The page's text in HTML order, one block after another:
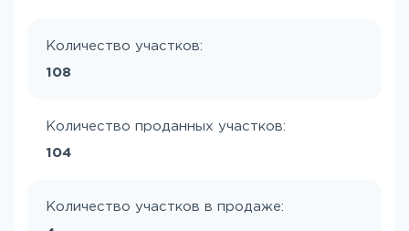
Количество участков:
108
Количество проданных участков:
104
Количество участков в продаже: